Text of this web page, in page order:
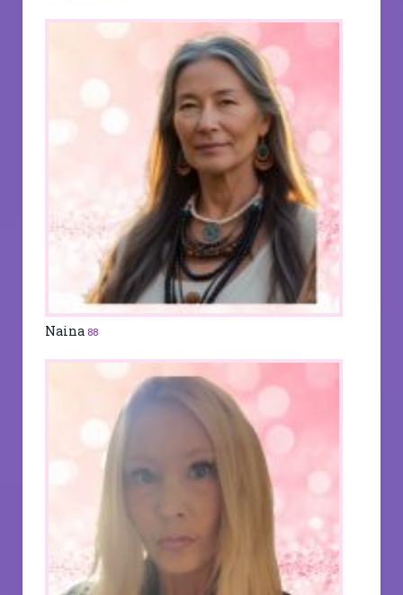
Naina 88